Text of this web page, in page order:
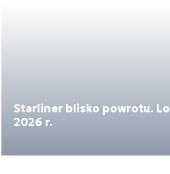
Starliner blisko powrotu.
2026 r.